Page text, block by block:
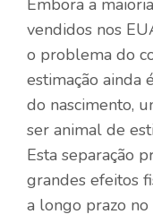
vendidos nos
o problema do
estimação ainda
do nascimento,
ser animal de
Esta separação
grandes efeitos
a longo prazo no